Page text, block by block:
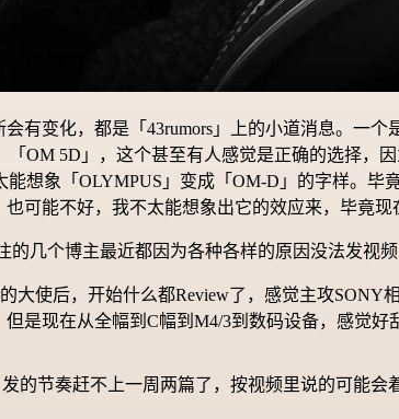
有变化，都是「43rumors」上的小道消息。一
OM 5D」，这个甚至有人感觉是正确的选择
能想象「OLYMPUS」变成「OM-D」的字样。
可能不好，我不太能想象出它的效应来，毕竟
的几个博主最近都因为各种各样的原因没法发视频
大使后，开始什么都Review了，感觉主攻
是现在从全幅到C幅到M4/3到数码设备，感觉好
发的节奏赶不上一周两篇了，按视频里说的可能